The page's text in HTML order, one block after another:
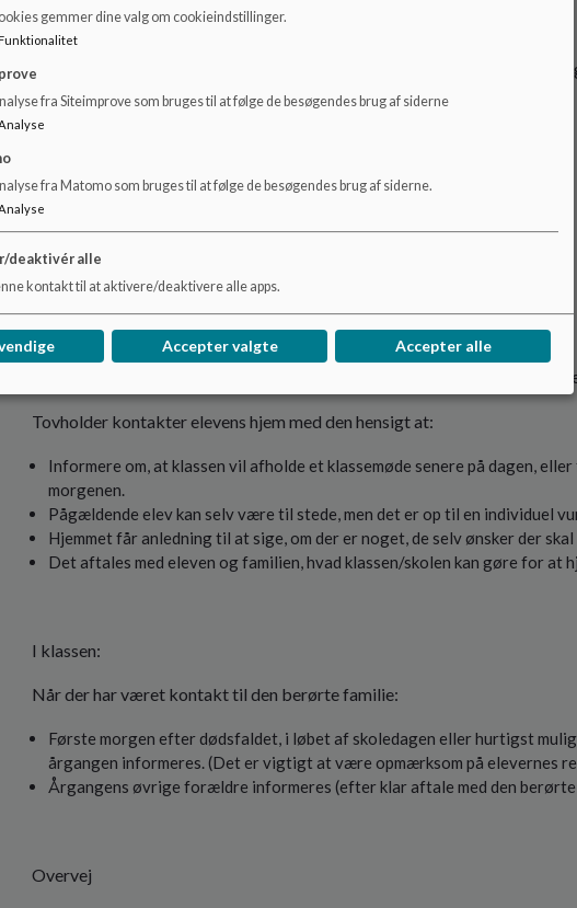
Kontakt til hjemmet.
Blomster til og deltagelse i begravelsen.
Skriftlig information til klassens forældre, SFO, ledelsen og klassens
Når en elev mister mor/far eller søskende
Skolen flager ikke.
Hjemmet kontakter skolen evt. kontaktlærer og denne informerer
Tovholder kontakter elevens hjem med den hensigt at:
Informere om, at klassen vil afholde et klassemøde senere på dagen,
morgenen.
Pågældende elev kan selv være til stede, men det er op til en individuel
Hjemmet får anledning til at sige, om der er noget, de selv ønsker der
Det aftales med eleven og familien, hvad klassen/skolen kan gøre for at
I klassen:
Når der har været kontakt til den berørte familie:
Første morgen efter dødsfaldet, i løbet af skoledagen eller hurtigst
årgangen informeres. (Det er vigtigt at være opmærksom på elevernes
Årgangens øvrige forældre informeres (efter klar aftale med den berørte
Overvej
gemmer dine valg om cookieindstillinger.
fra Siteimprove som bruges til at følge de besøgendes brug af siderne
fra Matomo som bruges til at følge de besøgendes brug af siderne.
deaktivér alle
kontakt til at aktivere/deaktivere alle apps.
Accepter valgte Accepter alle